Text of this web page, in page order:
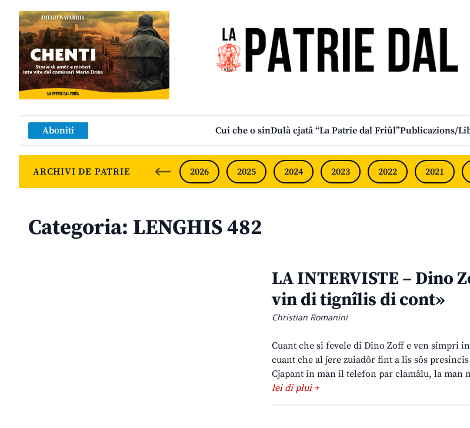
Aboniti Cui che o sinDulà cjatâ “La Patrie dal Friûl”Publicazions/
ARCHIVI DE PATRIE 2026 2025 2024 2023 2022 2021
Categoria: LENGHIS 482
LA INTERVISTE – Dino
vin di tignîlis di cont»
Christian Romanini
Cuant che si fevele di Dino Zoff e ven simpri
cuant che al jere zuiadôr fint a lis sôs
Cjapant in man il telefon par clamâlu, la
lei di plui +